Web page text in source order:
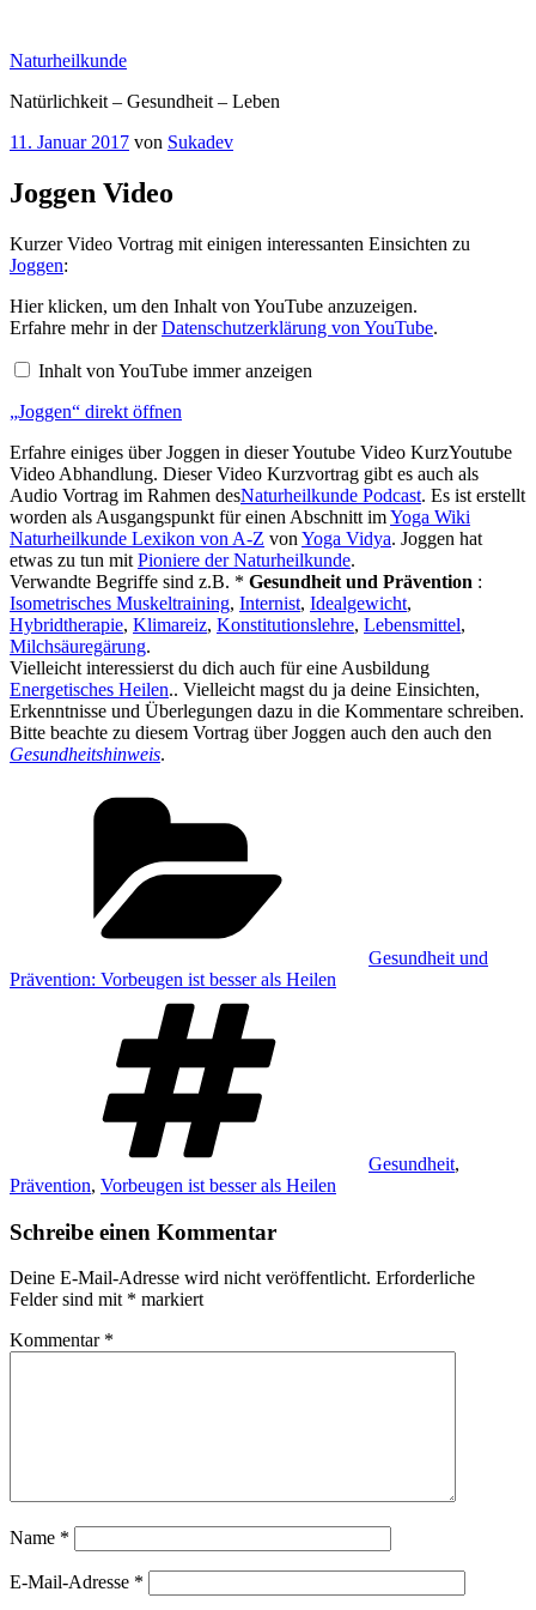
springen
Naturheilkunde
Natürlichkeit – Gesundheit – Leben
Veröffentlicht
11. Januar 2017 von Sukadev
Joggen Video
Kurzer Video Vortrag mit einigen interessanten Einsichten zu
Joggen:
„Joggen“
von
YouTube
Hier klicken, um den Inhalt von YouTube anzuzeigen.
Erfahre mehr in derDatenschutzerklärung von YouTube.
Inhalt von YouTube immer anzeigen
„Joggen“ direkt öffnen
Erfahre einiges über Joggen in dieser Youtube Video KurzYoutube
Video Abhandlung. Dieser Video Kurzvortrag gibt es auch als
Audio Vortrag im Rahmen desNaturheilkunde Podcast. Es ist erstellt
worden als Ausgangspunkt für einen Abschnitt imYoga Wiki
Naturheilkunde Lexikon von A-Z von Yoga Vidya. Joggen hat
etwas zu tun mit Pioniere der Naturheilkunde.
Verwandte Begriffe sind z.B. * Gesundheit und Prävention :
Isometrisches Muskeltraining, Internist, Idealgewicht,
Hybridtherapie, Klimareiz, Konstitutionslehre, Lebensmittel,
Milchsäuregärung.
Vielleicht interessierst du dich auch für eine Ausbildung
Energetisches Heilen.. Vielleicht magst du ja deine Einsichten,
Erkenntnisse und Überlegungen dazu in die Kommentare schreiben.
Bitte beachte zu diesem Vortrag über Joggen auch den auch den
Gesundheitshinweis.
Gesundheit und
Prävention: Vorbeugen ist besser als Heilen
Gesundheit,
Prävention, Vorbeugen ist besser als Heilen
Schreibe einen Kommentar
Deine E-Mail-Adresse wird nicht veröffentlicht. Erforderliche
Felder sind mit * markiert
Kommentar *
Name *
E-Mail-Adresse *